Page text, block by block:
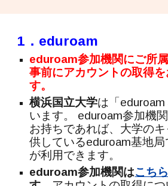
1．eduroam
eduroam参加機関にご所属
事前にアカウントの取得
す。
横浜国立大学は「
います。 eduroam参加機
お持ちであれば、大学の
供しているeduroam基地
が利用できます。
eduroam参加機関はこちら